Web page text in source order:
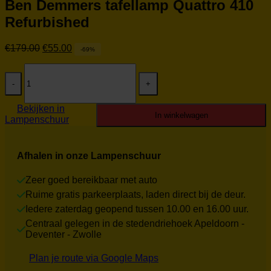
Ben Demmers tafellamp Quattro 410
Refurbished
€179.00 Oorspronkelijke
€55.00 Huidige
-69%
Demmers
tafellamp
Quattro
410
Refurbished
In winkelwagen
Bekijken in
Lampenschuur
Afhalen in onze Lampenschuur
Zeer goed bereikbaar met auto
Ruime gratis parkeerplaats, laden direct bij de deur.
Iedere zaterdag geopend tussen 10.00 en 16.00 uur.
Centraal gelegen in de stedendriehoek Apeldoorn -
Deventer - Zwolle
Plan je route via Google Maps